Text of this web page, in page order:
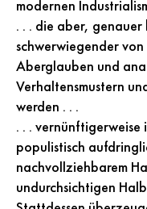
modernen
. . . die aber,
schwerwiegender
Aberglauben und
Verhaltensmustern
werden . . .
. . .
populistisch
nachvollziehbarem
undurchsichtigen